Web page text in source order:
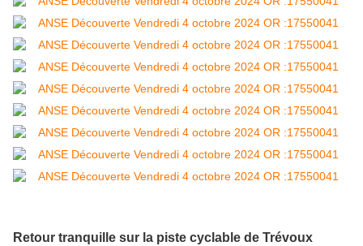
Retour tranquille sur la piste cyclable de Trévoux